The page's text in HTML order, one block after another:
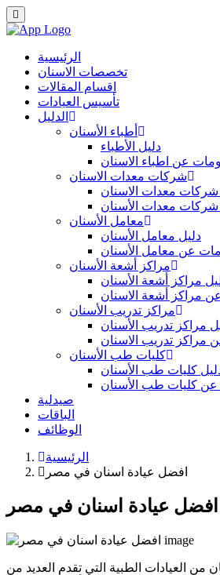
الرئيسية
تخصصات الاسنان
اقسام المقالات
تأسيس العيادات
الدليل
أطباء الأسنان
دليل الأطباء
عن اطباء الاسنان
شركات معدات الاسنان
شركات معدات الاسنان
معدات الأسنان
معامل الأسنان
دليل معامل الأسنان
عن معامل الأسنان
مراكز أشعة الأسنان
مراكز أشعة الأسنان
مراكز أشعة الاسنان
مراكز تدريب الأسنان
مراكز تدريب الأسنان
مراكز تدريب الاسنان
كليات طب الأسنان
كليات طب الأسنان
عن كليات طب الأسنان
صيدلية
الباقات
الوظائف
الرئيسية
افضل عيادة اسنان في مصر
افضل عيادة اسنان في مصر
من العيادات الطبية التي تقدم العديد من